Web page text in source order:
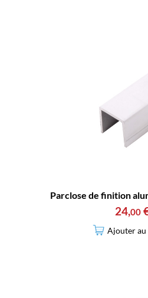
Parclose de finition
24,00
Ajouter au